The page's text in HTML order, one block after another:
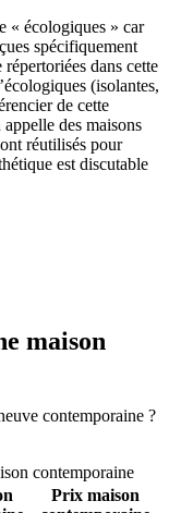
« écologiques » car
spécifiquement
dans cette
(isolantes,
de cette
des maisons
réutilisés pour
est discutable
maison
contemporaine ?
contemporaine
Prix maison